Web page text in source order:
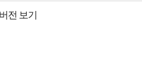
전 보기